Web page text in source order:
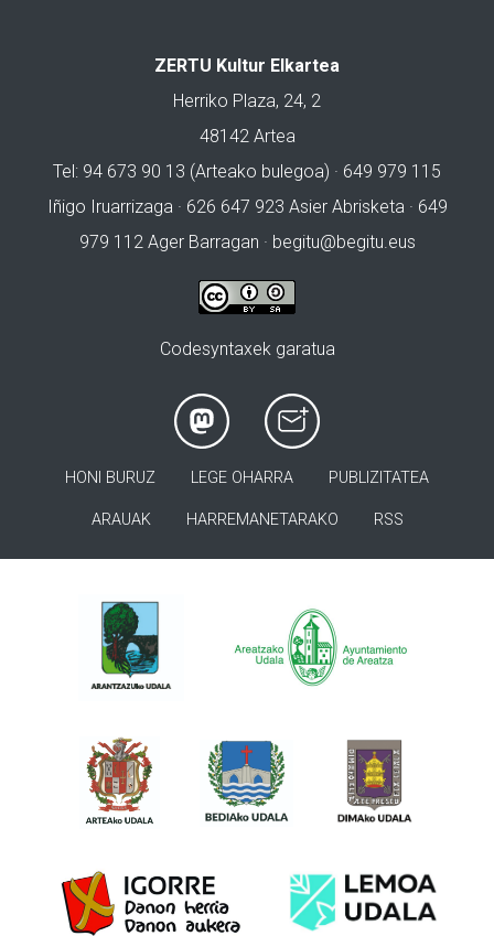
ZERTU Kultur Elkartea
Herriko Plaza, 24, 2
48142 Artea
Tel: 94 673 90 13 (Arteako bulegoa) · 649 979 115
Iñigo Iruarrizaga · 626 647 923 Asier Abrisketa · 649
979 112 Ager Barragan · begitu@begitu.eus
Codesyntaxek garatua
HONI BURUZ LEGE OHARRA PUBLIZITATEA
ARAUAK HARREMANETARAKO RSS